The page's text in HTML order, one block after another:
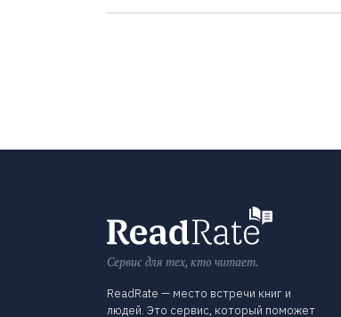
Сервис для тех, кто читает.
ReadRate — место встречи книг и
людей. Это сервис, который поможет